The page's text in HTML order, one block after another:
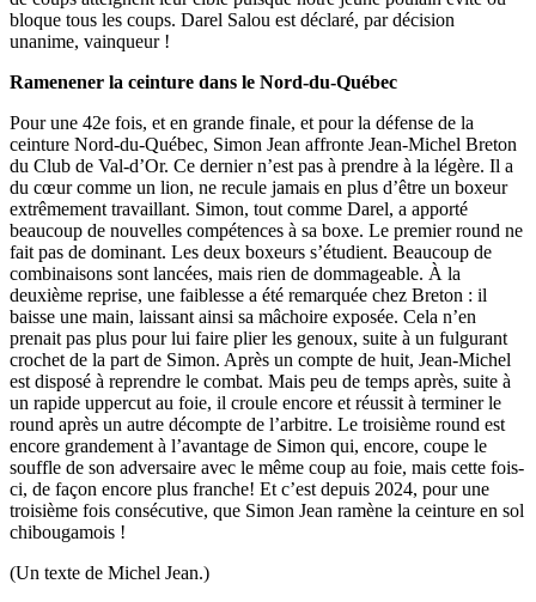
bloque tous les coups. Darel Salou est déclaré, par décision
unanime, vainqueur !
Ramenener la ceinture dans le Nord-du-Québec
Pour une 42e fois, et en grande finale, et pour la défense de la
ceinture Nord-du-Québec, Simon Jean affronte Jean-Michel Breton
du Club de Val-d’Or. Ce dernier n’est pas à prendre à la légère. Il a
du cœur comme un lion, ne recule jamais en plus d’être un boxeur
extrêmement travaillant. Simon, tout comme Darel, a apporté
beaucoup de nouvelles compétences à sa boxe. Le premier round ne
fait pas de dominant. Les deux boxeurs s’étudient. Beaucoup de
combinaisons sont lancées, mais rien de dommageable. À la
deuxième reprise, une faiblesse a été remarquée chez Breton : il
baisse une main, laissant ainsi sa mâchoire exposée. Cela n’en
prenait pas plus pour lui faire plier les genoux, suite à un fulgurant
crochet de la part de Simon. Après un compte de huit, Jean-Michel
est disposé à reprendre le combat. Mais peu de temps après, suite à
un rapide uppercut au foie, il croule encore et réussit à terminer le
round après un autre décompte de l’arbitre. Le troisième round est
encore grandement à l’avantage de Simon qui, encore, coupe le
souffle de son adversaire avec le même coup au foie, mais cette fois-
ci, de façon encore plus franche! Et c’est depuis 2024, pour une
troisième fois consécutive, que Simon Jean ramène la ceinture en sol
chibougamois !
(Un texte de Michel Jean.)